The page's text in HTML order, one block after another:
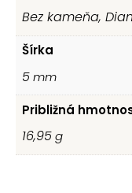
Bez kameňa,
Šírka
5mm
Približná
16,95g